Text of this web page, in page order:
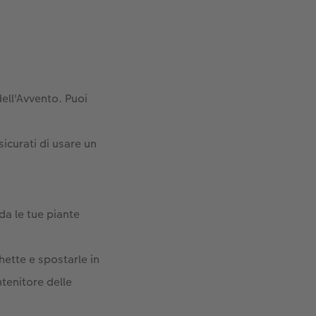
Puoi
di usare un
le tue piante
e spostarle in
delle